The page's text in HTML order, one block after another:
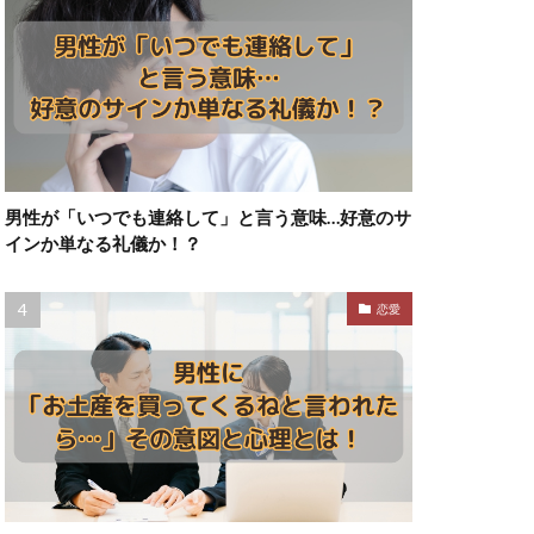
男性が「いつでも連絡して」と言う意味…好意のサ
インか単なる礼儀か！？
恋愛